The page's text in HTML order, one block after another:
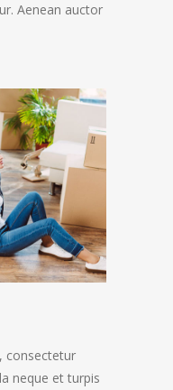
Aenean auctor
consectetur
neque et turpis